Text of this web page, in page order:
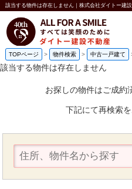
該当する物件は存在しません｜株式会社ダイトー建
TOPページ > 物件検索 > 中古一戸建て
該当する物件は存在しません
お探しの物件はご成約
下記にて再検索を